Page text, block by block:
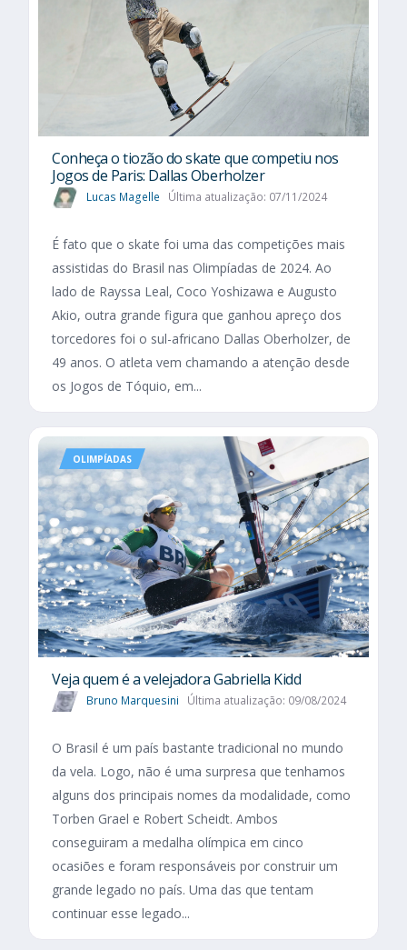
Conheça o tiozão do skate que competiu nos
Jogos de Paris: Dallas Oberholzer
Lucas Magelle Última atualização: 07/11/2024
É fato que o skate foi uma das competições mais
assistidas do Brasil nas Olimpíadas de 2024. Ao
lado de Rayssa Leal, Coco Yoshizawa e Augusto
Akio, outra grande figura que ganhou apreço dos
torcedores foi o sul-africano Dallas Oberholzer, de
49 anos. O atleta vem chamando a atenção desde
os Jogos de Tóquio, em...
OLIMPÍADAS
Veja quem é a velejadora Gabriella Kidd
Bruno Marquesini Última atualização: 09/08/2024
O Brasil é um país bastante tradicional no mundo
da vela. Logo, não é uma surpresa que tenhamos
alguns dos principais nomes da modalidade, como
Torben Grael e Robert Scheidt. Ambos
conseguiram a medalha olímpica em cinco
ocasiões e foram responsáveis por construir um
grande legado no país. Uma das que tentam
continuar esse legado...